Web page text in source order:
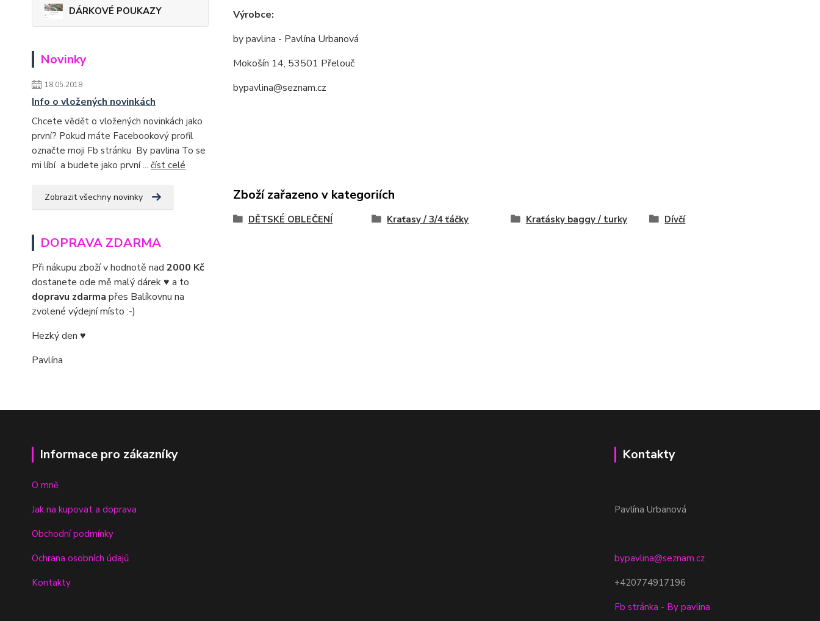
DÁRKOVÉ POUKAZY
Novinky
18.05.2018
Info o vložených novinkách
Chcete vědět o vložených novinkách jako
první? Pokud máte Facebookový profil
označte moji Fb stránku By pavlina To se
mi líbí a budete jako první ... číst celé
Zobrazit všechny novinky
DOPRAVA ZDARMA
Při nákupu zboží v hodnotě nad 2000 Kč
dostanete ode mě malý dárek ♥ a to
dopravu zdarma přes Balíkovnu na
zvolené výdejní místo :-)
Hezký den ♥
Pavlína
Výrobce:
by pavlina - Pavlína Urbanová
Mokošín 14, 53501 Přelouč
bypavlina@seznam.cz
Zboží zařazeno v kategoriích
DĚTSKÉ OBLEČENÍ Kraťasy / 3/4 ťáčky Kraťásky baggy / turky Dívčí
Informace pro zákazníky
O mně
Jak na kupovat a doprava
Obchodní podmínky
Ochrana osobních údajů
Kontakty
Kontakty
Pavlína Urbanová
bypavlina@seznam.cz
+420774917196
Fb stránka - By pavlina